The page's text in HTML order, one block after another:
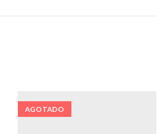
AGOTADO